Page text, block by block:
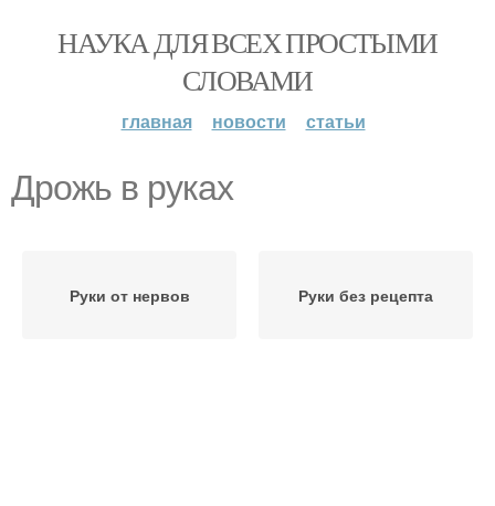
НАУКА ДЛЯ ВСЕХ ПРОСТЫМИ
СЛОВАМИ
главная новости статьи
Дрожь в руках
Руки от нервов Руки без рецепта